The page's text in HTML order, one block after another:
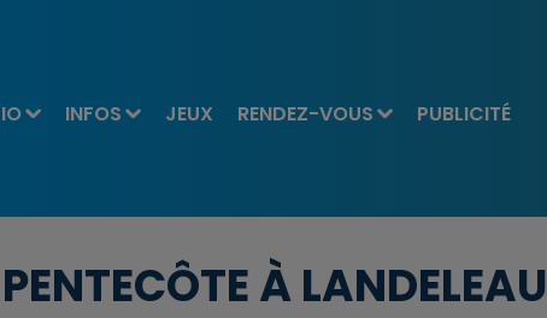
INFOS JEUX RENDEZ-VOUS PUBLICITÉ
À LANDELEAU